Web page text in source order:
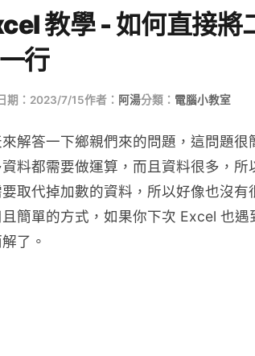
教學 - 如何直接將
行
期：2023/7/15作者： 阿湯分類： 電腦小教室
解答一下鄉親們來的問題，這問題
料都需要做運算，而且資料很多，
取代掉加數的資料，所以好像也沒
簡單的方式，如果你下次 Excel 也
了。